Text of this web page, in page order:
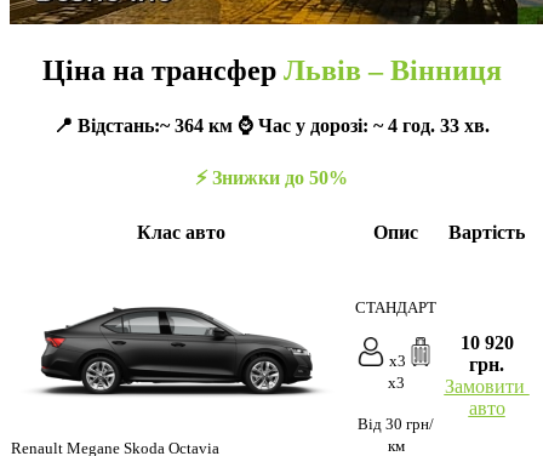
Ціна на трансфер Львів – Вінниця
📍 Відстань:~ 364 км ⌚️ Час у дорозі: ~ 4 год. 33 хв.
⚡️ Знижки до 50%
Клас авто Опис Вартість
Renault Megane Skoda Octavia
СТАНДАРТ
x3
x3
Від 30 грн/
км
10 920
грн.
Замовити
авто